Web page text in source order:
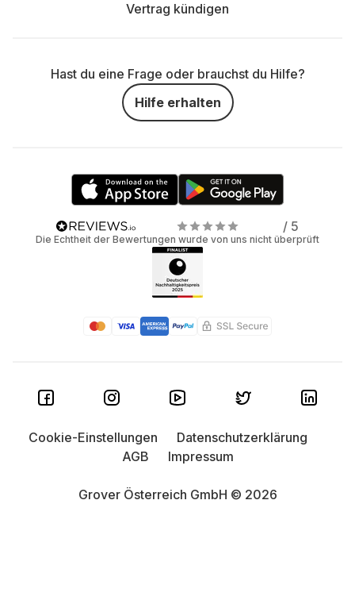
Vertrag kündigen
Hast du eine Frage oder brauchst du Hilfe?
Hilfe erhalten
/ 5
Die Echtheit der Bewertungen wurde von uns nicht überprüft
Grover Österreich GmbH © 2026
Cookie-Einstellungen
Datenschutzerklärung
AGB
Impressum